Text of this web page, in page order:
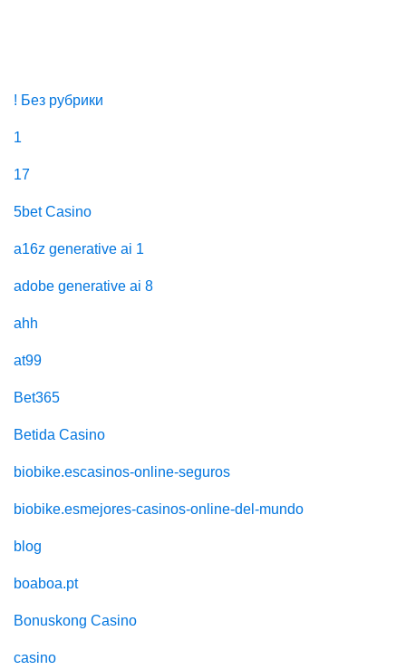
! Без рубрики
1
17
5bet Casino
a16z generative ai 1
adobe generative ai 8
ahh
at99
Bet365
Betida Casino
biobike.escasinos-online-seguros
biobike.esmejores-casinos-online-del-mundo
blog
boaboa.pt
Bonuskong Casino
casino